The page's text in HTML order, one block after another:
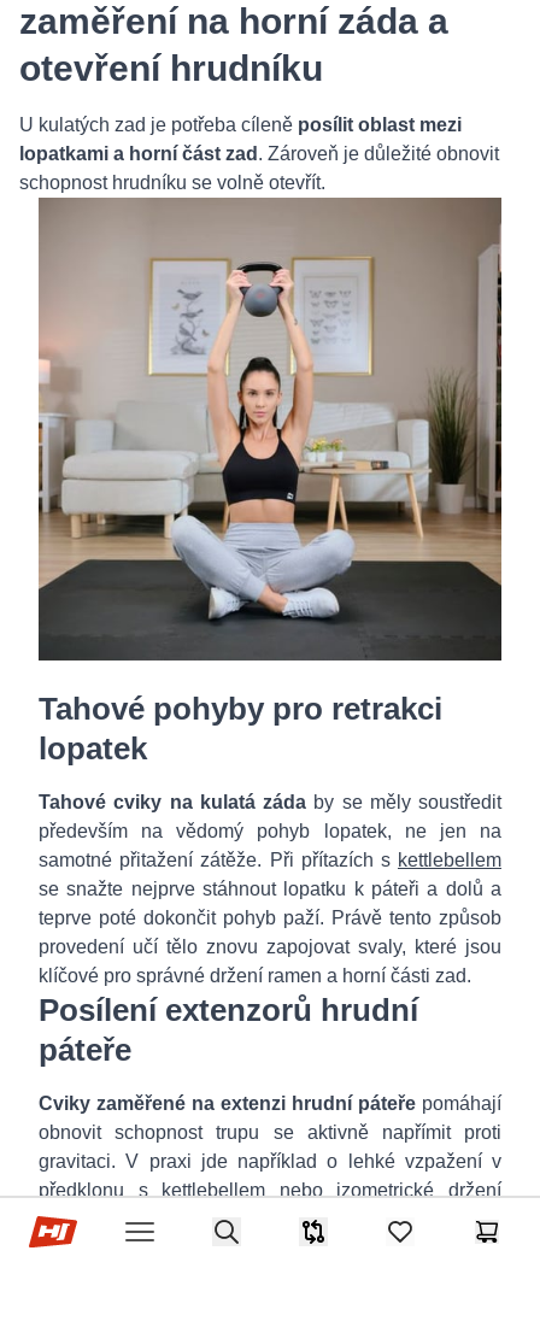
Hop-Sport.cz
Open menu
Search
Srovnávač items in favorites,
Košík
zaměření na horní záda a
otevření hrudníku
U kulatých zad je potřeba cíleně posílit oblast mezi
lopatkami a horní část zad . Zároveň je důležité obnovit
schopnost hrudníku se volně otevřít.
Tahové pohyby pro retrakci
lopatek
Tahové cviky na kulatá záda by se měly soustředit
především na vědomý pohyb lopatek, ne jen na
samotné přitažení zátěže. Při přítazích s kettlebellem
se snažte nejprve stáhnout lopatku k páteři a dolů a
teprve poté dokončit pohyb paží. Právě tento způsob
provedení učí tělo znovu zapojovat svaly, které jsou
klíčové pro správné držení ramen a horní části zad.
Posílení extenzorů hrudní
páteře
Cviky zaměřené na extenzi hrudní páteře pomáhají
obnovit schopnost trupu se aktivně napřímit proti
gravitaci. V praxi jde například o lehké vzpažení v
předklonu s kettlebellem nebo izometrické držení
trupu v mírném předklonu s pevnými zády. Tyto cviky
učí horní záda pracovat samostatně a výrazně